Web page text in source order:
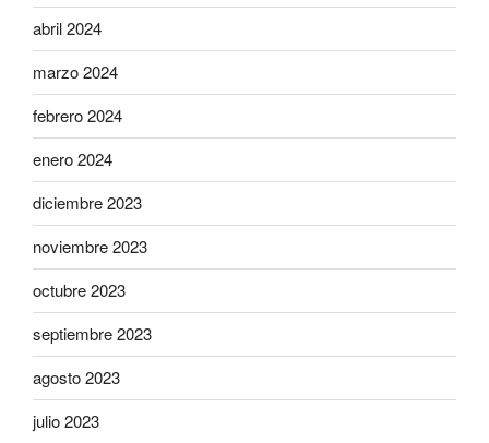
abril 2024
marzo 2024
febrero 2024
enero 2024
diciembre 2023
noviembre 2023
octubre 2023
septiembre 2023
agosto 2023
julio 2023